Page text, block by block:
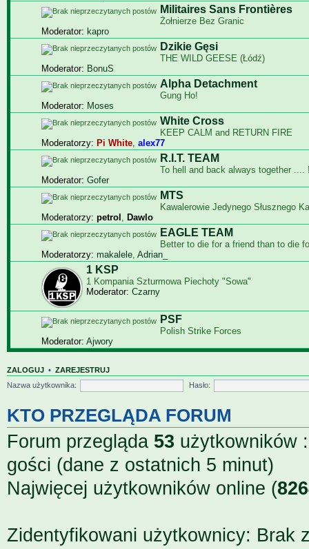
Militaires Sans Frontières
Żołnierze Bez Granic
Moderator: kapro
Dzikie Gęsi
THE WILD GEESE (Łódź)
Moderator: BonuS
Alpha Detachment
Gung Ho!
Moderator: Moses
White Cross
KEEP CALM and RETURN FIRE
Moderatorzy: Pi White, alex77
R.I.T. TEAM
To hell and back always together ....
Moderator: Gofer
MTS
Kawalerowie Jedynego Słusznego
Moderatorzy: petrol , Dawlo
EAGLE TEAM
Bet­ter to die for a friend than to die
Moderatorzy: makalele, Adrian_
1 KSP
1 Kompania Szturmowa Piechoty "Sowa"
Moderator: Czarny
PSF
Polish Strike Forces
Moderator: Ajwory
ZALOGUJ • ZAREJESTRUJ
Nazwa użytkownika:
Hasło:
KTO PRZEGLĄDA FORUM
Forum przegląda 53 użytkowników
gości (dane z ostatnich 5 minut)
Najwięcej użytkowników online (
Zidentyfikowani użytkownicy: Brak